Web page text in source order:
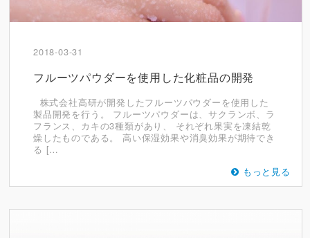
2018-03-31
フルーツパウダーを使用した化粧品の開発
株式会社高研が開発したフルーツパウダーを使用した
製品開発を行う。 フルーツパウダーは、サクランボ、ラ
フランス、カキの3種類があり、 それぞれ果実を凍結乾
燥したものである。 高い保湿効果や消臭効果が期待でき
る […
もっと見る